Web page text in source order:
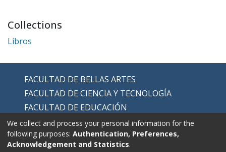
Collections
Libros
FACULTAD DE BELLAS ARTES
FACULTAD DE CIENCIA Y TECNOLOGÍA
FACULTAD DE EDUCACIÓN
FACULTAD DE EDUCACIÓN FÍSICA
FACULTAD DE HUMANIDADES
We collect and process your personal information for the
following purposes: Authentication, Preferences,
Acknowledgement and Statistics.